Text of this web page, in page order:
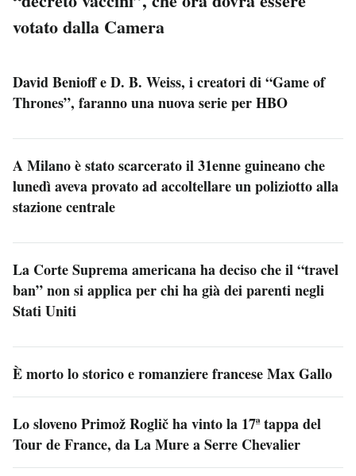
votato dalla Camera
David Benioff e D. B. Weiss, i creatori di “Game of
Thrones”, faranno una nuova serie per HBO
A Milano è stato scarcerato il 31enne guineano che
lunedì aveva provato ad accoltellare un poliziotto alla
stazione centrale
La Corte Suprema americana ha deciso che il “travel
ban” non si applica per chi ha già dei parenti negli
Stati Uniti
È morto lo storico e romanziere francese Max Gallo
Lo sloveno Primož Roglič ha vinto la 17ª tappa del
Tour de France, da La Mure a Serre Chevalier